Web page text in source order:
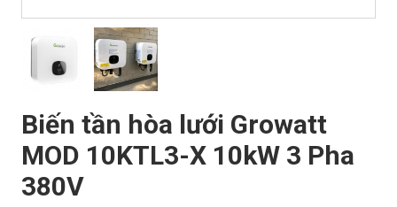
Biến tần hòa lưới Growatt
MOD 10KTL3-X 10kW 3 Pha
380V